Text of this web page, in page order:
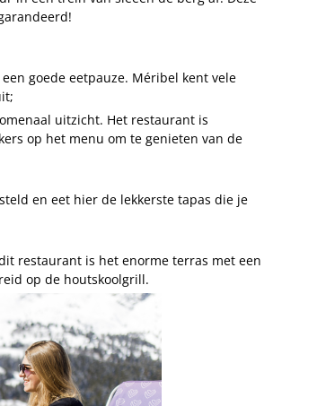
goede eetpauze. Méribel kent vele
uitzicht. Het restaurant is
op het menu om te genieten van de
en eet hier de lekkerste tapas die je
restaurant is het enorme terras met een
op de houtskoolgrill.